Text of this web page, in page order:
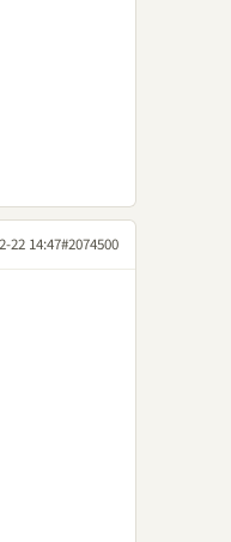
22 14:47#2074500